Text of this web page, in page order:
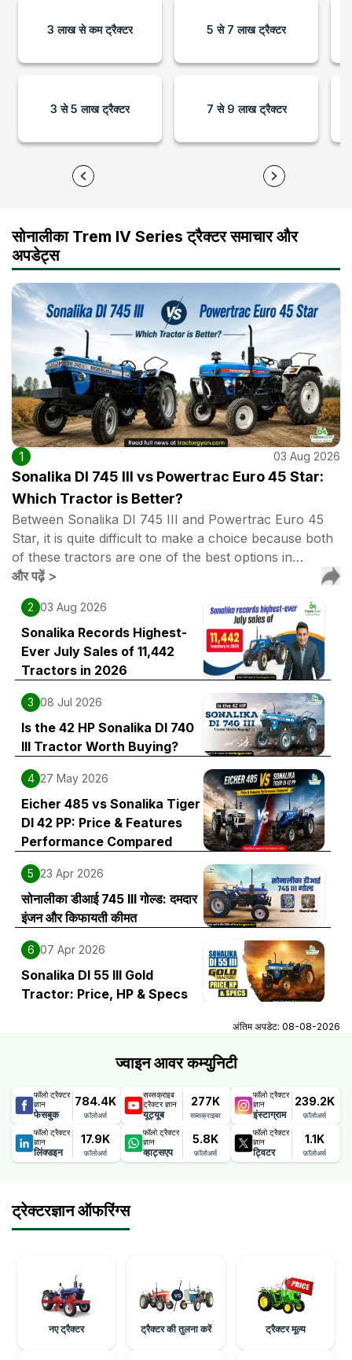
3 लाख से कम ट्रैक्टर
3 से 5 लाख ट्रैक्टर
5 से 7 लाख ट्रैक्टर
7 से 9 लाख ट्रैक्टर
सोनालीका Trem IV Series ट्रैक्टर समाचार और
अपडेट्स
1 03 Aug 2026
Sonalika DI 745 III vs Powertrac Euro 45 Star:
Which Tractor is Better?
Between Sonalika DI 745 III and Powertrac Euro 45
Star, it is quite difficult to make a choice because both
of these tractors are one of the best options in…
और पढ़ें>
2 03 Aug 2026
Sonalika Records Highest-
Ever July Sales of 11,442
Tractors in 2026
3 08 Jul 2026
Is the 42 HP Sonalika DI 740
III Tractor Worth Buying?
4 27 May 2026
Eicher 485 vs Sonalika Tiger
DI 42 PP: Price & Features
Performance Compared
5 23 Apr 2026
सोनालीका डीआई 745 III गोल्ड: दमदार
इंजन और किफायती कीमत
6 07 Apr 2026
Sonalika DI 55 III Gold
Tractor: Price, HP & Specs
अंतिम अपडेट: 08-08-2026
ज्वाइन आवर कम्युनिटी
फॉलो ट्रैक्टर
ज्ञान
फेसबुक
784.4K
फ़ॉलोअर्स
सब्सक्राइब
ट्रैक्टर ज्ञान
यूट्यूब
277K
सब्सक्राइबर
फॉलो ट्रैक्टर
ज्ञान
इंस्टाग्राम
239.2K
फ़ॉलोअर्स
फॉलो ट्रैक्टर
ज्ञान
लिंक्डइन
17.9K
फ़ॉलोअर्स
फॉलो ट्रैक्टर
ज्ञान
व्हाट्सएप
5.8K
फ़ॉलोअर्स
फॉलो ट्रैक्टर
ज्ञान
ट्विटर
1.1K
फ़ॉलोअर्स
ट्रेक्टरज्ञान ऑफरिंग्स
नए ट्रैक्टर ट्रैक्टर की तुलना करें ट्रैक्टर मूल्य